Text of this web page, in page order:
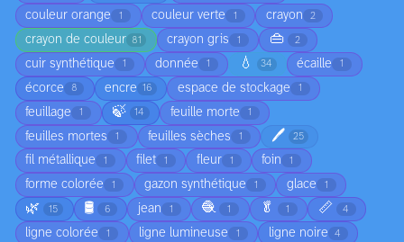
couleur orange 1 couleur verte 1 crayon 2
crayon de couleur 81 crayon gris 1 👜 2
cuir synthétique 1 donnée 1 💧 34 écaille 1
écorce 8 encre 16 espace de stockage 1
feuillage 1 🍃 14 feuille morte 1
feuilles mortes 1 feuilles sèches 1 🖊️ 25
fil métallique 1 filet 1 fleur 1 foin 1
forme colorée 1 gazon synthétique 1 glace 1
🌿 15 🛢️ 6 jean 1 🧶 1 🥬 1 📏 4
ligne colorée 1 ligne lumineuse 1 ligne noire 4